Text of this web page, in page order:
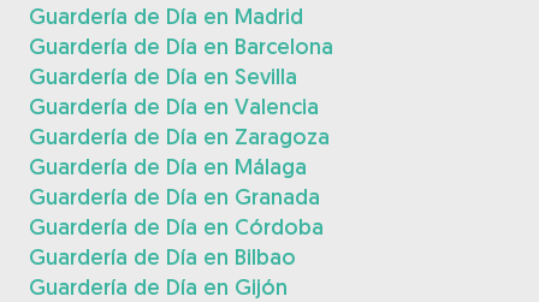
Guardería de Día en Madrid
Guardería de Día en Barcelona
Guardería de Día en Sevilla
Guardería de Día en Valencia
Guardería de Día en Zaragoza
Guardería de Día en Málaga
Guardería de Día en Granada
Guardería de Día en Córdoba
Guardería de Día en Bilbao
Guardería de Día en Gijón